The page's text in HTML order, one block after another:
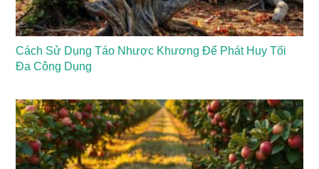
Cách Sử Dụng Táo Nhược Khương Để Phát Huy Tối
Đa Công Dụng